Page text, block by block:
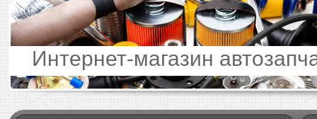
Интернет-магазин